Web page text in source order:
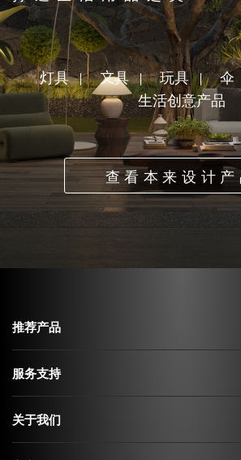
灯具 文具 玩具 伞
生活创意产品
查看本来设计
推荐产品
服务支持
关于我们